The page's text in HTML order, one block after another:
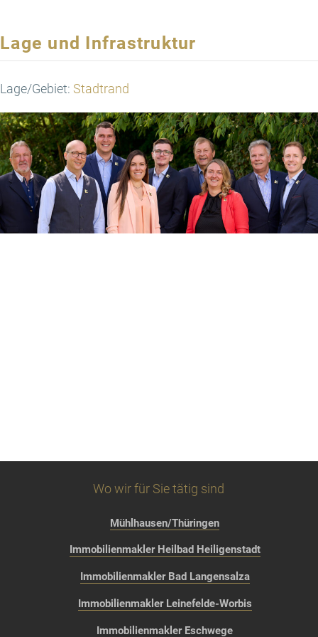
Lage und Infrastruktur
Lage/Gebiet: Stadtrand
Wo wir für Sie tätig sind
Mühlhausen/Thüringen
Immobilienmakler Heilbad Heiligenstadt
Immobilienmakler Bad Langensalza
Immobilienmakler Leinefelde-Worbis
Immobilienmakler Eschwege